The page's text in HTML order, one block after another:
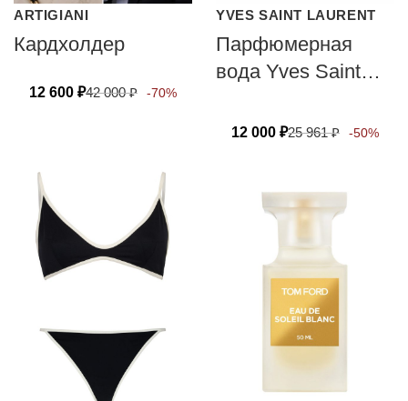
ARTIGIANI
Кардхолдер
12 600 ₽42 000₽ -70%
YVES SAINT LAURENT
Парфюмерная
вода Yves Saint
PARFUM
12 000 ₽25 961₽ -50%